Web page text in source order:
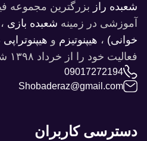
شعبده راز بزرگترین مجموعه
آموزشی در ‌زمینه شعبده بازی ،
خوانی) ، هیپنوتیزم و‌ هیپنوتراپی
فعالیت خود را از خرداد ۱۳۹۸ شروع کرده.
09017272194
Shobaderaz@gmail.com
دسترسی کاربران